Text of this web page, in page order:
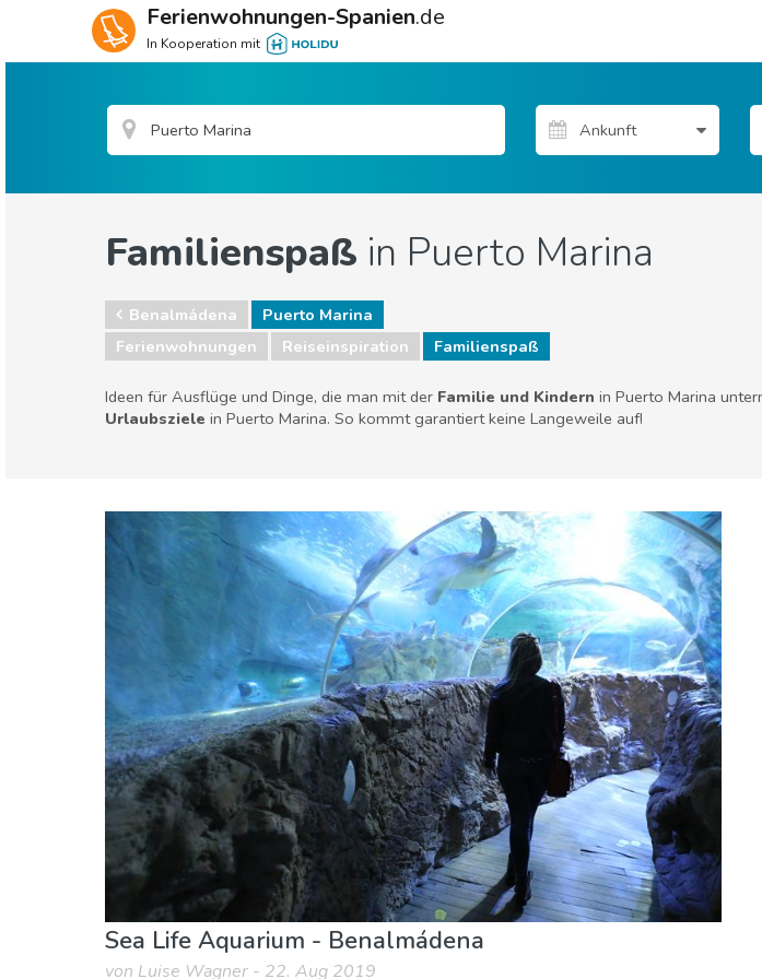
Ferienwohnungen-Spanien.de
In Kooperation mit
Familienspaß in Puerto Marina
Benalmádena
Puerto Marina
Ferienwohnungen
Reiseinspiration Familienspaß
Ideen für Ausflüge und Dinge, die man mit der Familie und Kindern in Puerto Marina
Urlaubsziele in Puerto Marina. So kommt garantiert keine Langeweile auf!
Familienspaß
Sea Life Aquarium - Benalmádena
von Luise Wagner - 22. Aug 2019